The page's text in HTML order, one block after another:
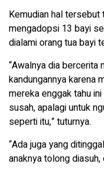
Kemudian hal
mengadopsi 13 bayi
dialami orang tua bayi
“Awalnya dia bercerita
kandungannya karena
mereka enggak tahu
susah, apalagi untuk
seperti itu,” tuturnya.
“Ada juga yang
anaknya tolong diasuh,